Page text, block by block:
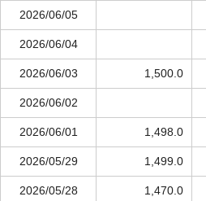
2026/06/05
2026/06/04
2026/06/03 1,500.0
2026/06/02
2026/06/01 1,498.0
2026/05/29 1,499.0
2026/05/28 1,470.0